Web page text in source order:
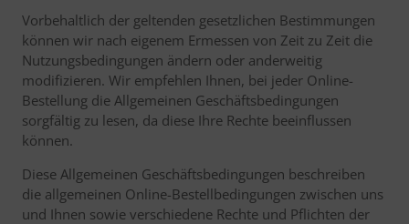
Vorbehaltlich der geltenden gesetzlichen Bestimmungen
können wir nach eigenem Ermessen von Zeit zu Zeit die
Nutzungsbedingungen ändern oder anderweitig
modifizieren. Wir empfehlen Ihnen, bei jeder Online-
Bestellung die Allgemeinen Geschäftsbedingungen
sorgfältig zu lesen, da diese Ihre Rechte beeinflussen
können.
Diese Allgemeinen Geschäftsbedingungen beschreiben
die allgemeinen Online-Bestellbedingungen zwischen uns
und Ihnen sowie verschiedene Rechte und Pflichten der